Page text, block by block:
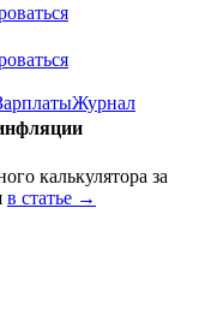
Журнал
калькулятора за
в статье →